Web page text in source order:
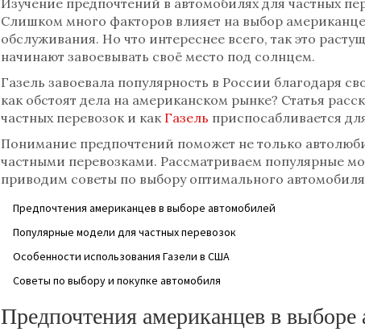
Слишком много факторов влияет на выбор
обслуживания. Но что интереснее всего, так это
начинают завоевывать своё место под солнцем.
Газель завоевала популярность в России благодаря
как обстоят дела на американском рынке? Статья
частных перевозок и как Газель приспосабливается
Понимание предпочтений поможет не только
частными перевозками. Рассматриваем популярные
приводим советы по выбору оптимального
Предпочтения американцев в выборе автомобилей
Популярные модели для частных перевозок
Особенности использования Газели в США
Советы по выбору и покупке автомобиля
Предпочтения американцев в выборе